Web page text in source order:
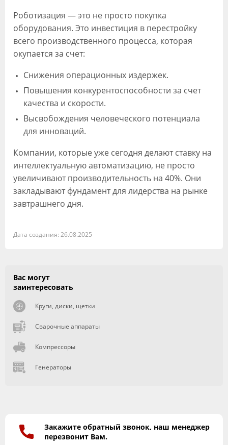
Роботизация — это не просто покупка
оборудования. Это инвестиция в перестройку
всего производственного процесса, которая
окупается за счет:
Снижения операционных издержек.
Повышения конкурентоспособности за счет
качества и скорости.
Высвобождения человеческого потенциала
для инноваций.
Компании, которые уже сегодня делают ставку на
интеллектуальную автоматизацию, не просто
увеличивают производительность на 40%. Они
закладывают фундамент для лидерства на рынке
завтрашнего дня.
Дата создания: 26.08.2025
Вас могут
заинтересовать
Круги, диски, щетки
Сварочные аппараты
Компрессоры
Генераторы
Закажите обратный звонок, наш менеджер
перезвонит Вам.